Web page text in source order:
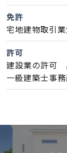
検査・アフター
プライバシー
免許
宅地建物取引
許可
建設業の許可
一級建築士事